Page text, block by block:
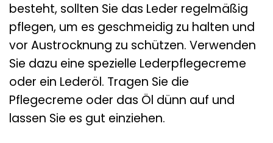
besteht, sollten Sie das Leder regelmäßig
pflegen, um es geschmeidig zu halten und
vor Austrocknung zu schützen. Verwenden
Sie dazu eine spezielle Lederpflegecreme
oder ein Lederöl. Tragen Sie die
Pflegecreme oder das Öl dünn auf und
lassen Sie es gut einziehen.